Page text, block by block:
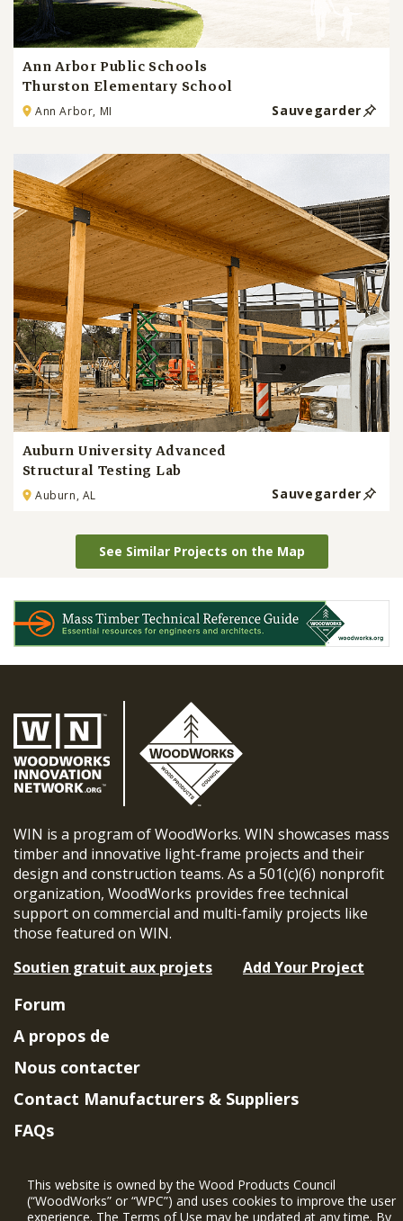
Ann Arbor Public Schools
Thurston Elementary School
Ann Arbor, MI Sauvegarder
Auburn University Advanced
Structural Testing Lab
Auburn, AL Sauvegarder
See Similar Projects on the Map
WIN is a program of WoodWorks. WIN showcases mass
timber and innovative light-frame projects and their
design and construction teams. As a 501(c)(6) nonprofit
organization, WoodWorks provides free technical
support on commercial and multi-family projects like
those featured on WIN.
Soutien gratuit aux projets
Add Your Project
Forum
A propos de
Nous contacter
Contact Manufacturers & Suppliers
FAQs
Project Eligibility Requirements
This website is owned by the Wood Products Council
(“WoodWorks” or “WPC”) and uses cookies to improve the user
experience. The Terms of Use may be updated at any time. By